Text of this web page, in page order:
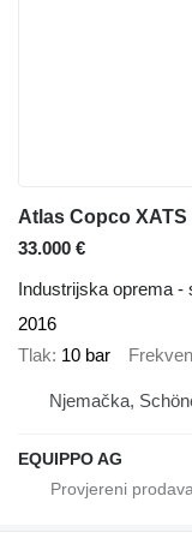
Atlas Copco XATS
33.000 €
Industrijska oprema -
2016
Tlak 10 bar
Njemačka,
EQUIPPO AG